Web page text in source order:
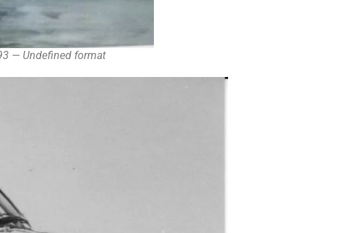
— Undefined format